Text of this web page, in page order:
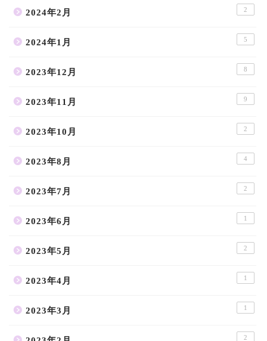
2024年2月 2
2024年1月 5
2023年12月 8
2023年11月 9
2023年10月 2
2023年8月 4
2023年7月 2
2023年6月 1
2023年5月 2
2023年4月 1
2023年3月 1
2